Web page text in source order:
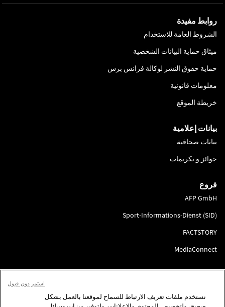
روابط مفيدة
الشروط العامة للاستخدام
ميثاق حماية البيانات الشخصية
حماية حقوق النشر لوكالة فرانس برس
معلومات قانونية
خريطة الموقع
بيانات إعلامية
بيانات صحافية
جوائز و تكريمات
فروع
AFP GmbH
Sport-Informations-Dienst (SID)
FACTSTORY
MediaConnect
نستخدم ملفات تعريف الارتباط للسماح لموقعنا بالعمل بشكل
استمر دون قبول